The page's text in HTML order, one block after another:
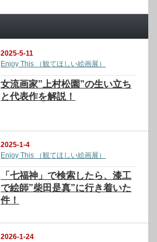
2025-5-11
Enjoy This （観てほしい絵画展）
女流画家”上村松園”の生い立ち
と代表作を解説！
2025-1-4
Enjoy This （観てほしい絵画展）
「七福神」で検索したら、漆工
で絵師”柴田是真”に行き着いた
件！
2026-1-24